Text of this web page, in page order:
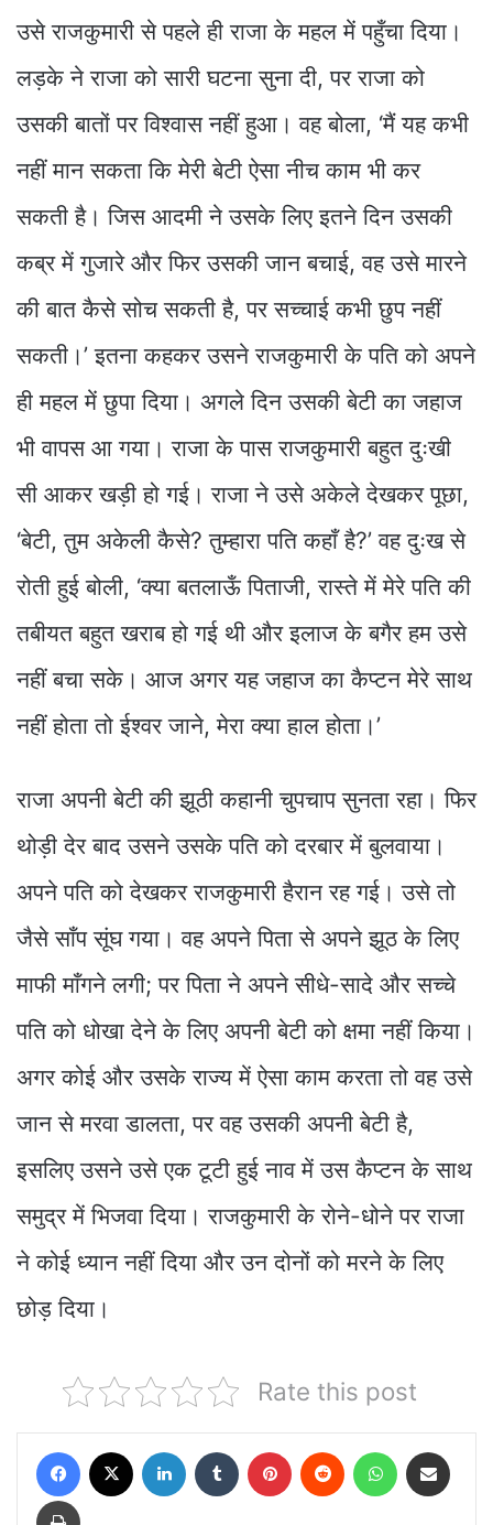
उसे राजकुमारी से पहले ही राजा के महल में पहुँचा दिया।
लड़के ने राजा को सारी घटना सुना दी, पर राजा को
उसकी बातों पर विश्वास नहीं हुआ। वह बोला, ‘मैं यह कभी
नहीं मान सकता कि मेरी बेटी ऐसा नीच काम भी कर
सकती है। जिस आदमी ने उसके लिए इतने दिन उसकी
कब्र में गुजारे और फिर उसकी जान बचाई, वह उसे मारने
की बात कैसे सोच सकती है, पर सच्चाई कभी छुप नहीं
सकती।’ इतना कहकर उसने राजकुमारी के पति को अपने
ही महल में छुपा दिया। अगले दिन उसकी बेटी का जहाज
भी वापस आ गया। राजा के पास राजकुमारी बहुत दुःखी
सी आकर खड़ी हो गई। राजा ने उसे अकेले देखकर पूछा,
‘बेटी, तुम अकेली कैसे? तुम्हारा पति कहाँ है?’ वह दुःख से
रोती हुई बोली, ‘क्या बतलाऊँ पिताजी, रास्ते में मेरे पति की
तबीयत बहुत खराब हो गई थी और इलाज के बगैर हम उसे
नहीं बचा सके। आज अगर यह जहाज का कैप्टन मेरे साथ
नहीं होता तो ईश्वर जाने, मेरा क्या हाल होता।’
राजा अपनी बेटी की झूठी कहानी चुपचाप सुनता रहा। फिर
थोड़ी देर बाद उसने उसके पति को दरबार में बुलवाया।
अपने पति को देखकर राजकुमारी हैरान रह गई। उसे तो
जैसे साँप सूंघ गया। वह अपने पिता से अपने झूठ के लिए
माफी माँगने लगी; पर पिता ने अपने सीधे-सादे और सच्चे
पति को धोखा देने के लिए अपनी बेटी को क्षमा नहीं किया।
अगर कोई और उसके राज्य में ऐसा काम करता तो वह उसे
जान से मरवा डालता, पर वह उसकी अपनी बेटी है,
इसलिए उसने उसे एक टूटी हुई नाव में उस कैप्टन के साथ
समुद्र में भिजवा दिया। राजकुमारी के रोने-धोने पर राजा
ने कोई ध्यान नहीं दिया और उन दोनों को मरने के लिए
छोड़ दिया।
Rate this post
Facebook LinkedIn Tumblr Pinterest Reddit WhatsApp
Print